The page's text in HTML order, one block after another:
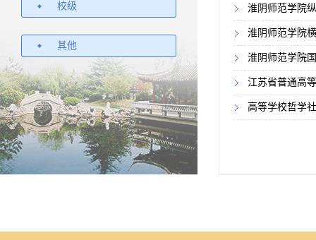
校级
其他
淮阴师范学院
淮阴师范学院
淮阴师范学院
江苏省普通高
高等学校哲学